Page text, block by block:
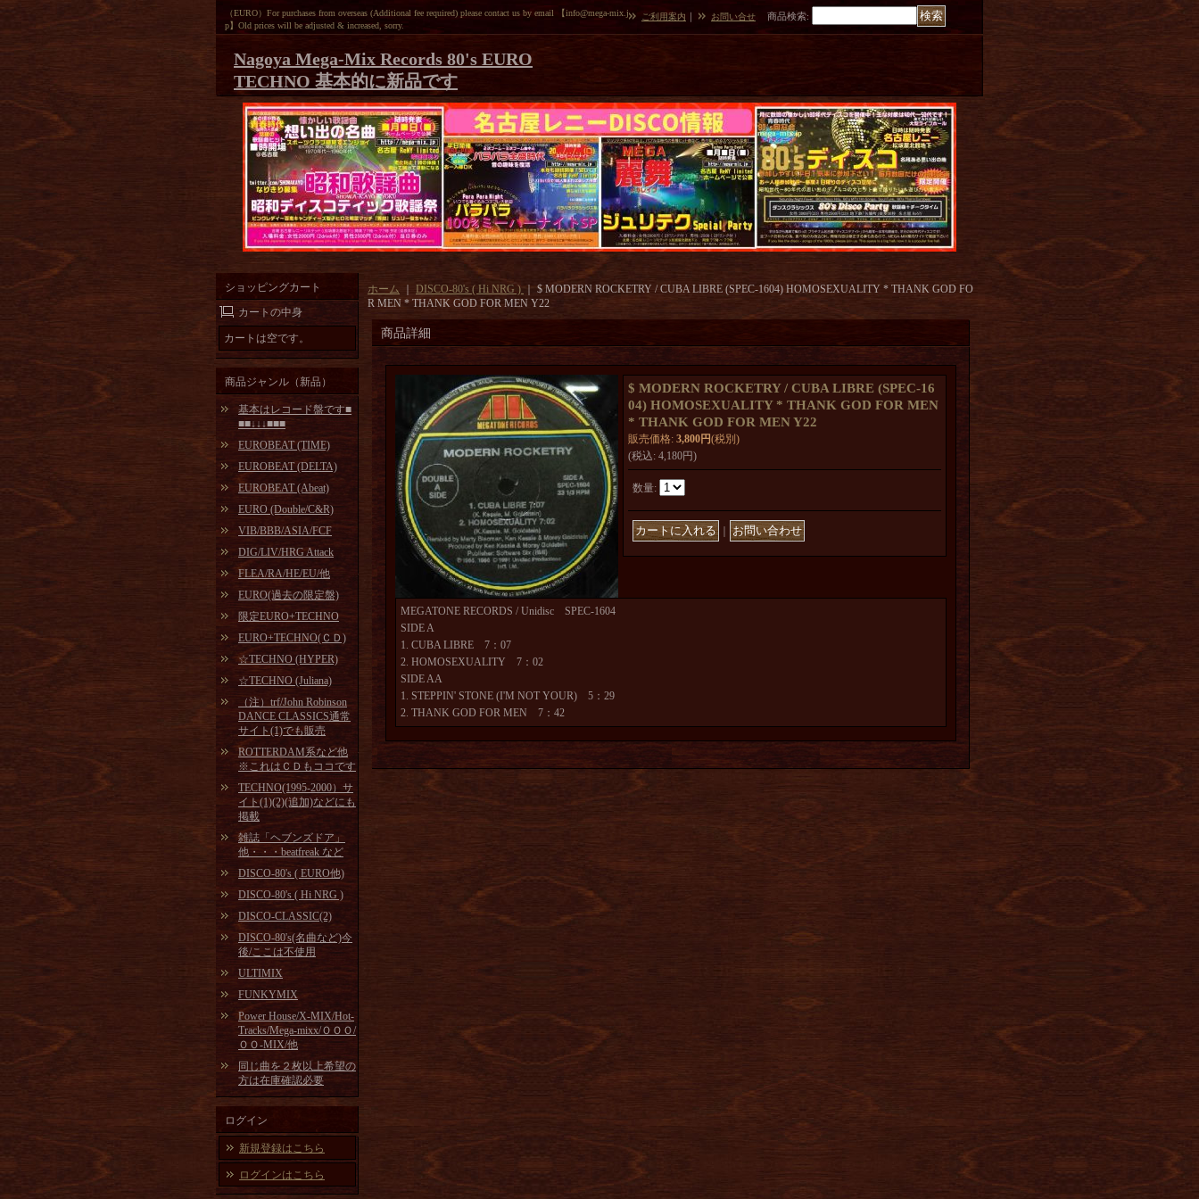
（EURO）For purchases from overseas (Additional fee required) please contact us by email 【info@mega-mix.j
p】Old prices will be adjusted & increased, sorry.
Nagoya Mega-Mix Records 80's EURO
TECHNO 基本的に新品です
ご利用案内 ｜ お問い合せ 商品検索:
ショッピングカート
カートの中身
カートは空です。
商品ジャンル（新品）
基本はレコード盤です■
■■↓↓↓■■■
EUROBEAT (TIME)
EUROBEAT (DELTA)
EUROBEAT (Abeat)
EURO (Double/C&R)
VIB/BBB/ASIA/FCF
DIG/LIV/HRG Attack
FLEA/RA/HE/EU/他
EURO(過去の限定盤)
限定EURO+TECHNO
EURO+TECHNO(ＣＤ)
☆TECHNO (HYPER)
☆TECHNO (Juliana)
（注）trf/John Robinson
DANCE CLASSICS通常
サイト(1)でも販売
ROTTERDAM系など他
※これはＣＤもココです
TECHNO(1995-2000）サ
イト(1)(2)(追加)などにも
掲載
雑誌「ヘブンズドア」
他・・・beatfreak など
DISCO-80's ( EURO他)
DISCO-80's ( Hi NRG )
DISCO-CLASSIC(2)
DISCO-80's(名曲など)今
後/ここは不使用
ULTIMIX
FUNKYMIX
Power House/X-MIX/Hot-
Tracks/Mega-mixx/ＯＯＯ/
ＯＯ-MIX/他
同じ曲を２枚以上希望の
方は在庫確認必要
ログイン
新規登録はこちら
ログインはこちら
ホーム DISCO-80's ( Hi NRG )
$ MODERN ROCKETRY / CUBA LIBRE (SPEC-1604) HOMOSEXUALITY * THANK GOD FO
R MEN * THANK GOD FOR MEN Y22
商品詳細
$ MODERN ROCKETRY / CUBA LIBRE (SPEC-16
04) HOMOSEXUALITY * THANK GOD FOR MEN
* THANK GOD FOR MEN Y22
販売価格: 3,800円(税別)
(税込: 4,180円)
数量:
MEGATONE RECORDS / Unidisc SPEC-1604
SIDE A
1. CUBA LIBRE 7：07
2. HOMOSEXUALITY 7：02
SIDE AA
1. STEPPIN' STONE (I'M NOT YOUR) 5：29
2. THANK GOD FOR MEN 7：42